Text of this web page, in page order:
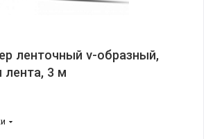
ленточный v-образный,
лента, 3 м